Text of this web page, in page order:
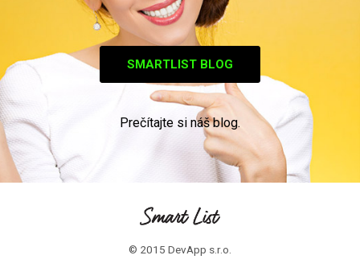
SMARTLIST BLOG
Prečítajte si náš blog.
© 2015 DevApp s.r.o.